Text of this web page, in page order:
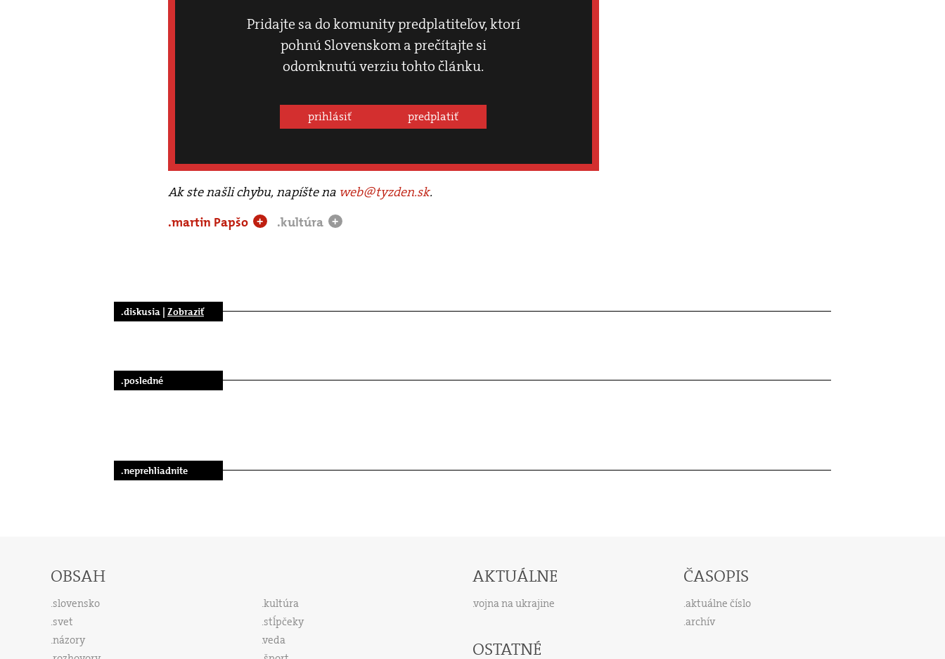
Pridajte sa do komunity predplatiteľov, ktorí
pohnú Slovenskom a prečítajte si
odomknutú verziu tohto článku.
prihlásiť predplatiť
Ak ste našli chybu, napíšte na web@tyzden.sk.
.martin Papšo
+ .kultúra +
.diskusia | Zobraziť
.posledné
.neprehliadnite
OBSAH
slovensko
svet
názory
kultúra
stĺpčeky
veda
AKTUÁLNE
vojna na ukrajine
OSTATNÉ
ČASOPIS
aktuálne číslo
archív